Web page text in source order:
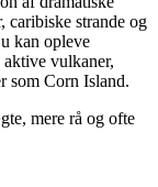
caribiske strande og
kan opleve
vulkaner,
som Corn Island.
mere rå og ofte